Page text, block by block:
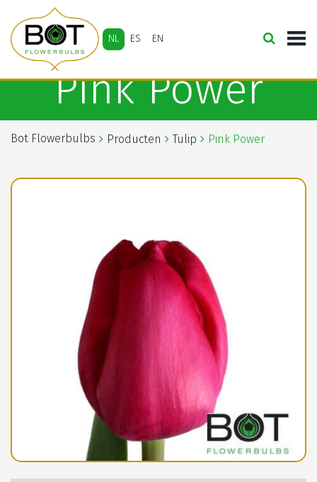
NL ES EN
Pink Power
Bot Flowerbulbs Producten Tulip Pink Power